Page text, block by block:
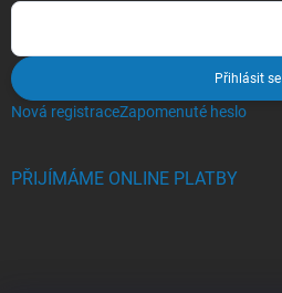
Přihlásit se
Nová registraceZapomenuté heslo
PŘIJÍMÁME ONLINE PLATBY